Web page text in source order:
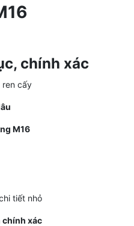
chính xác
ren cấy
M16
tiết nhỏ
chính xác